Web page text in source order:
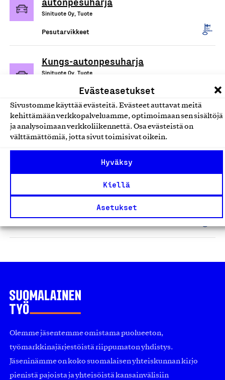
Evästeasetukset
Sivustomme käyttää evästeitä. Evästeet auttavat meitä
kehittämään verkkopalveluamme, optimoimaan sen sisältöjä
ja analysoimaan verkkoliikennettä. Osa evästeistä on
välttämättömiä, jotta sivut toimisivat oikein.
Hyväksy
Kiellä
Asetukset
Sinituote Oy, Tuote
Pesutarvikkeet
Kungs-autonpesuharja
Sinituote Oy, Tuote
Pesutarvikkeet
KUNGS Sisätilojen puhdistin
Pesutarvikkeet
Kungs-mikrokuituinen
ikkunanpuhdistin
Olemme jäsentemme omistama puolueeton,
työmarkkinajärjestöistä riippumaton yhdistys.
Jäseninämme on koko suomalaisen yhteiskunnan kirjo
pienistä pajoista ja yhteisöistä kansainvälisiin